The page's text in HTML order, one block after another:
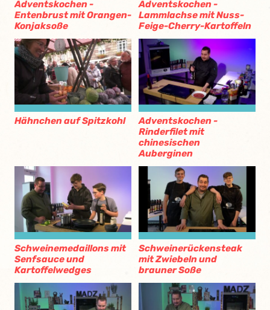
Adventskochen -
Entenbrust mit Orangen-
Konjaksoße
Adventskochen -
Lammlachse mit Nuss-
Feige-Cherry-Kartoffeln
Hähnchen auf Spitzkohl
Adventskochen -
Rinderfilet mit
chinesischen
Auberginen
Schweinemedaillons mit
Senfsauce und
Kartoffelwedges
Schweinerückensteak
mit Zwiebeln und
brauner Soße